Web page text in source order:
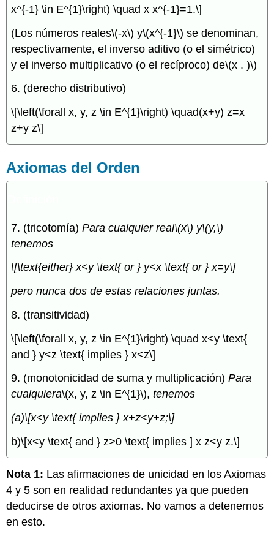
x^{-1} \in E^{1}\right) \quad x x^{-1}=1.\]
(Los números reales\(-x\) y\(x^{-1}\) se denominan,
respectivamente, el inverso aditivo (o el simétrico)
y el inverso multiplicativo (o el recíproco) de\(x . )\)
6. (derecho distributivo)
\[\left(\forall x, y, z \in E^{1}\right) \quad(x+y) z=x
z+y z\]
Axiomas del Orden
7. (tricotomía)Para cualquier real\(x\) y\(y,\)
tenemos
\[\text{either} x<y \text{ or } y<x \text{ or } x=y\]
pero nunca dos de estas relaciones juntas.
8. (transitividad)
\[\left(\forall x, y, z \in E^{1}\right) \quad x<y \text{
and } y<z \text{ implies } x<z\]
9. (monotonicidad de suma y multiplicación)Para
cualquiera\(x, y, z \in E^{1}\),tenemos
(a)\[x<y \text{ implies } x+z<y+z;\]
b)\[x<y \text{ and } z>0 \text{ implies ] x z<y z.\]
Nota 1: Las afirmaciones de unicidad en los Axiomas
4 y 5 son en realidad redundantes ya que pueden
deducirse de otros axiomas. No vamos a detenernos
en esto.